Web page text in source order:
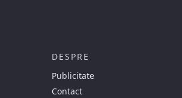
DESPRE
Publicitate
Contact